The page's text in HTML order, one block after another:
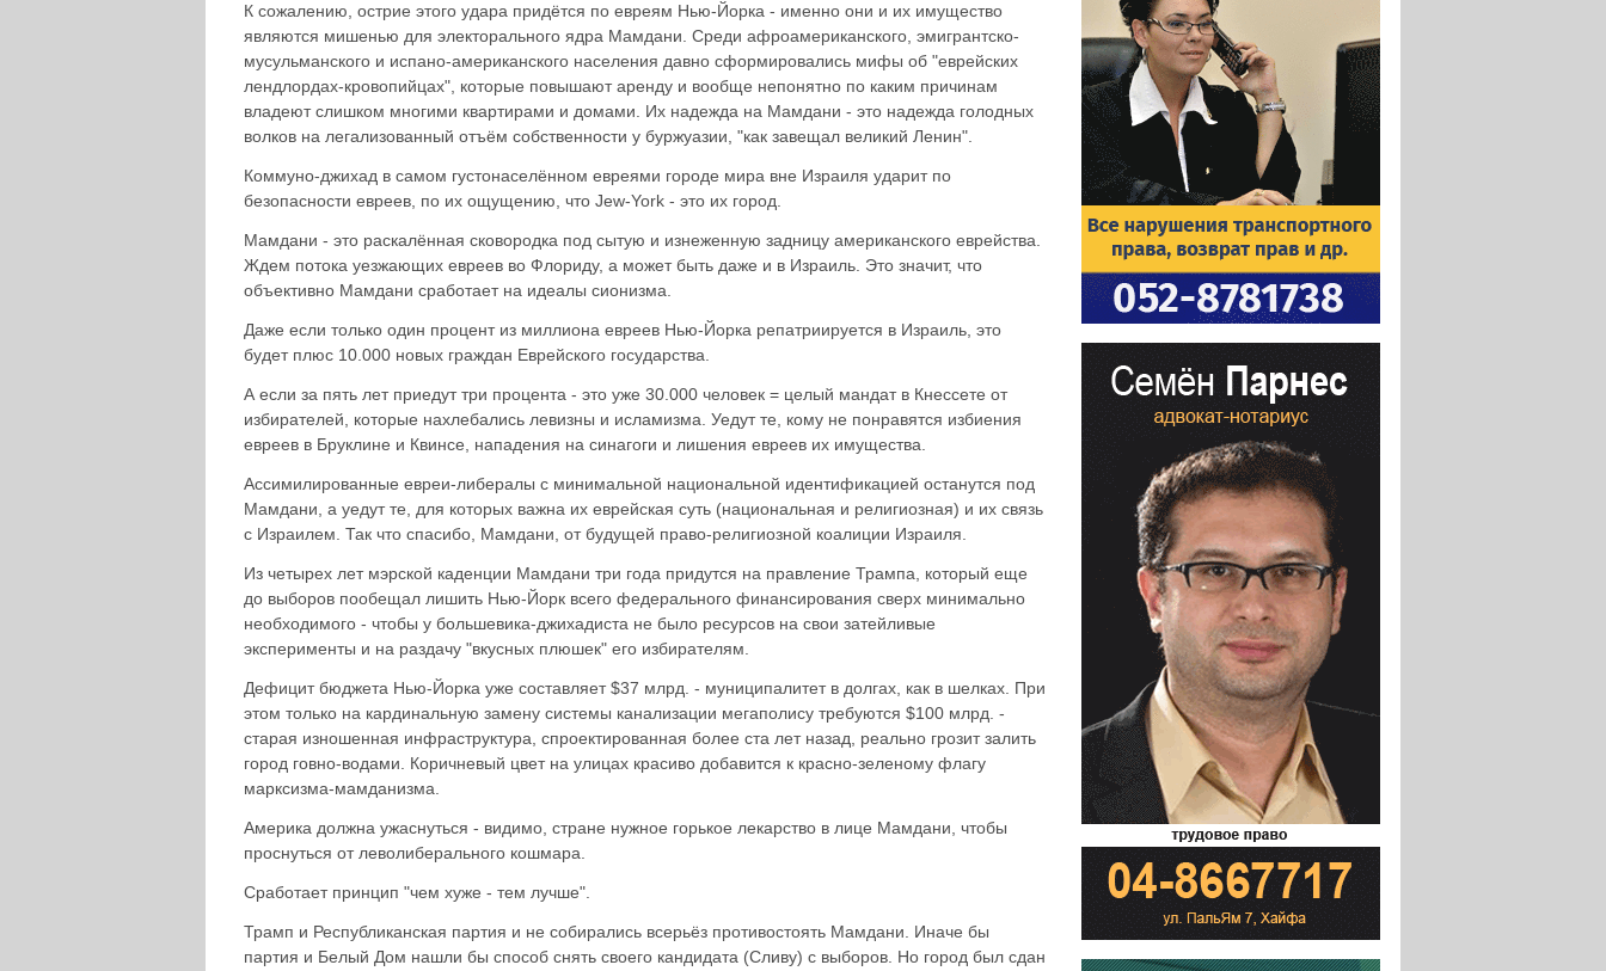
К сожалению, острие этого удара придётся по евреям Нью-Йорка - именно они и их имущество
являются мишенью для электорального ядра Мамдани. Среди афроамериканского, эмигрантско-
мусульманского и испано-американского населения давно сформировались мифы об "еврейских
лендлордах-кровопийцах", которые повышают аренду и вообще непонятно по каким причинам
владеют слишком многими квартирами и домами. Их надежда на Мамдани - это надежда голодных
волков на легализованный отъём собственности у буржуазии, "как завещал великий Ленин".
Коммуно-джихад в самом густонаселённом евреями городе мира вне Израиля ударит по
безопасности евреев, по их ощущению, что Jew-York - это их город.
Мамдани - это раскалённая сковородка под сытую и изнеженную задницу американского еврейства.
Ждем потока уезжающих евреев во Флориду, а может быть даже и в Израиль. Это значит, что
объективно Мамдани сработает на идеалы сионизма.
Даже если только один процент из миллиона евреев Нью-Йорка репатриируется в Израиль, это
будет плюс 10.000 новых граждан Еврейского государства.
А если за пять лет приедут три процента - это уже 30.000 человек = целый мандат в Кнессете от
избирателей, которые нахлебались левизны и исламизма. Уедут те, кому не понравятся избиения
евреев в Бруклине и Квинсе, нападения на синагоги и лишения евреев их имущества.
Ассимилированные евреи-либералы с минимальной национальной идентификацией останутся под
Мамдани, а уедут те, для которых важна их еврейская суть (национальная и религиозная) и их связь
с Израилем. Так что спасибо, Мамдани, от будущей право-религиозной коалиции Израиля.
Из четырех лет мэрской каденции Мамдани три года придутся на правление Трампа, который еще
до выборов пообещал лишить Нью-Йорк всего федерального финансирования сверх минимально
необходимого - чтобы у большевика-джихадиста не было ресурсов на свои затейливые
эксперименты и на раздачу "вкусных плюшек" его избирателям.
Дефицит бюджета Нью-Йорка уже составляет $37 млрд. - муниципалитет в долгах, как в шелках. При
этом только на кардинальную замену системы канализации мегаполису требуются $100 млрд. -
старая изношенная инфраструктура, спроектированная более ста лет назад, реально грозит залить
город говно-водами. Коричневый цвет на улицах красиво добавится к красно-зеленому флагу
марксизма-мамданизма.
Америка должна ужаснуться - видимо, стране нужное горькое лекарство в лице Мамдани, чтобы
проснуться от леволиберального кошмара.
Сработает принцип "чем хуже - тем лучше".
Трамп и Республиканская партия и не собирались всерьёз противостоять Мамдани. Иначе бы
партия и Белый Дом нашли бы способ снять своего кандидата (Сливу) с выборов. Но город был сдан